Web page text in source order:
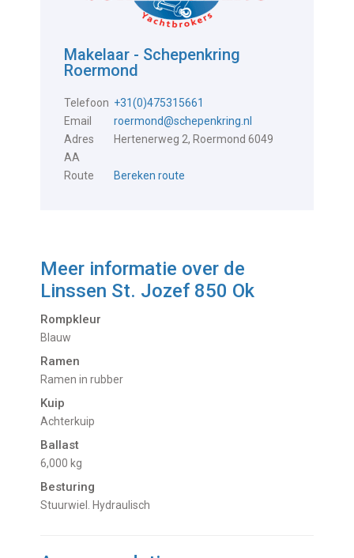
Makelaar - Schepenkring
Roermond
Telefoon +31(0)475315661
Email
roermond@schepenkring.nl
Adres
Hertenerweg 2, Roermond 6049
AA
Route
Bereken route
Meer informatie over de
Linssen St. Jozef 850 Ok
Rompkleur
Blauw
Ramen
Ramen in rubber
Kuip
Achterkuip
Ballast
6,000 kg
Besturing
Stuurwiel. Hydraulisch